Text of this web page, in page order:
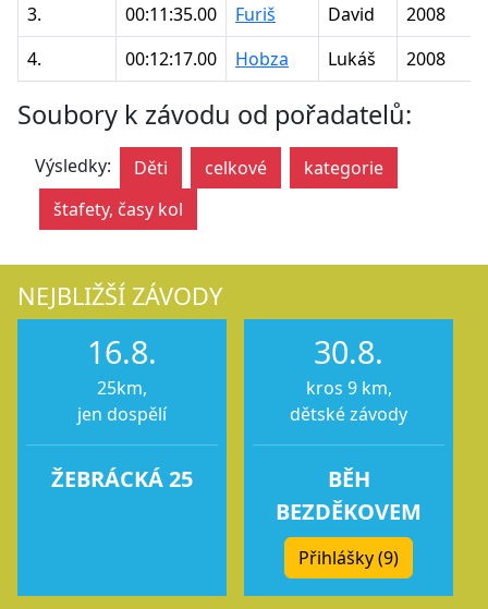
3.
00:11:35.00 Furiš David 2008
4.
00:12:17.00 Hobza Lukáš 2008
Soubory k závodu od pořadatelů:
Výsledky: Děti celkové
kategorie
štafety, časy kol
NEJBLIŽŠÍ ZÁVODY
16.8.
25km,
jen dospělí
ŽEBRÁCKÁ 25
30.8.
kros 9 km,
dětské závody
BĚH
BEZDĚKOVEM
Přihlášky (9)